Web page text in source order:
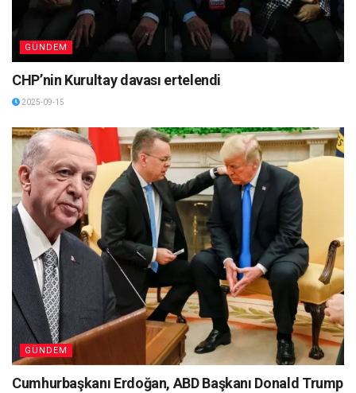
GÜNDEM
CHP’nin Kurultay davası ertelendi
2025-09-15
GÜNDEM
Cumhurbaşkanı Erdoğan, ABD Başkanı Donald Trump